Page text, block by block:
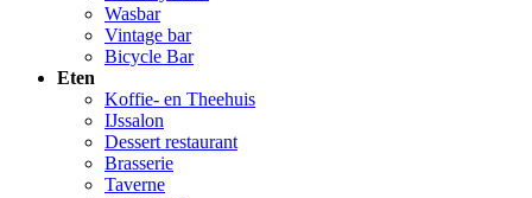
Wasbar
Vintage bar
Bicycle Bar
Eten
Koffie- en Theehuis
IJssalon
Dessert restaurant
Brasserie
Taverne